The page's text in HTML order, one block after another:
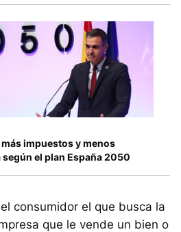
impuestos y menos
el plan España 2050
consumidor el que busca la
que le vende un bien o